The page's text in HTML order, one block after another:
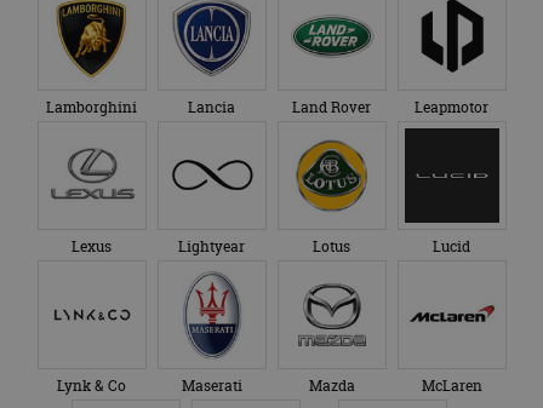
Lamborghini Lancia Land Rover Leapmotor
Lexus Lightyear Lotus Lucid
Lynk & Co Maserati Mazda McLaren